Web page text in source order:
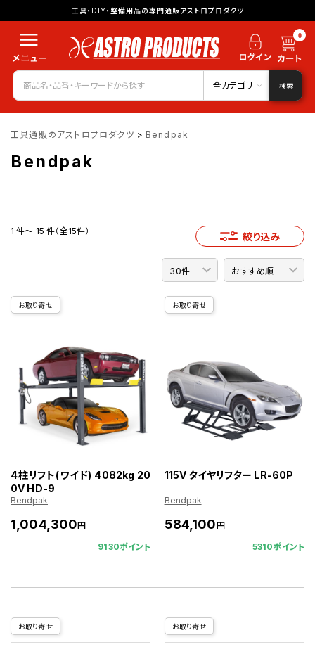
工具・DIY・整備用品の専門通販アストロプロダクツ
0
全カテゴリ 検索
工具通販のアストロプロダクツ > Bendpak
Bendpak
1 件～ 15 件（全15件） 絞り込み
お取り寄せ
4柱リフト(ワイド) 4082kg 20
0V HD-9
Bendpak
1,004,300円
9130ポイント
お取り寄せ
115V タイヤリフター LR-60P
Bendpak
584,100円
5310ポイント
お取り寄せ お取り寄せ